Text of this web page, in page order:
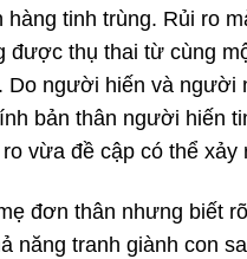
tinh trùng. Rủi ro
được thụ thai từ cùng
người hiến và
bản thân người hiến
vừa đề cập có thể xảy
đơn thân nhưng biết
năng tranh giành con